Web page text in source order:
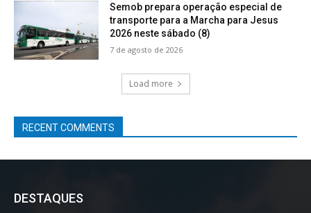
Semob prepara operação especial de
transporte para a Marcha para Jesus
2026 neste sábado (8)
7 de agosto de 2026
Load more
RECENT COMMENTS
DESTAQUES